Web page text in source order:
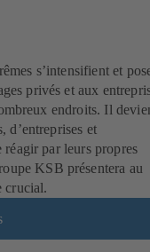
s’intensifient et
privés et aux
endroits. Il
d’entreprises et
réagir par leurs propres
KSB présentera au
crucial.